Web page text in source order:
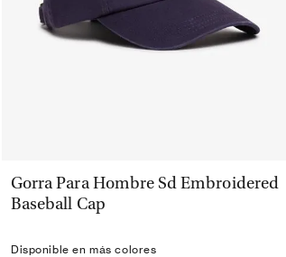
VISTA RÁPIDA
Gorra Para Hombre Sd Embroidered
Baseball Cap
Disponible en más colores